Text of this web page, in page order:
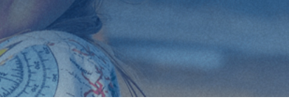
Εθελοντισμού
Βίντεο
Ραδιοφωνικές Διαφημίσεις
Διαφημίσεις / Φυλλάδια
Τα Τραγούδια
Περισσότερα